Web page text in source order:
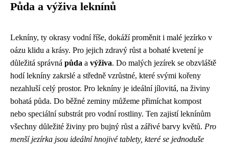
Půda a výživa leknínů
Lekníny, ty okrasy vodní říše, dokáží proměnit i malé jezírko v
oázu klidu a krásy. Pro jejich zdravý růst a bohaté kvetení je
důležitá správná půda a výživa. Do malých jezírek se obzvláště
hodí lekníny zakrslé a středně vzrůstné, které svými kořeny
nezahluší celý prostor. Pro lekníny je ideální jílovitá, na živiny
bohatá půda. Do běžné zeminy můžeme přimíchat kompost
nebo speciální substrát pro vodní rostliny. Ten zajistí leknínům
všechny důležité živiny pro bujný růst a zářivé barvy květů. Pro
menší jezírka jsou ideální hnojivé tablety, které se jednoduše